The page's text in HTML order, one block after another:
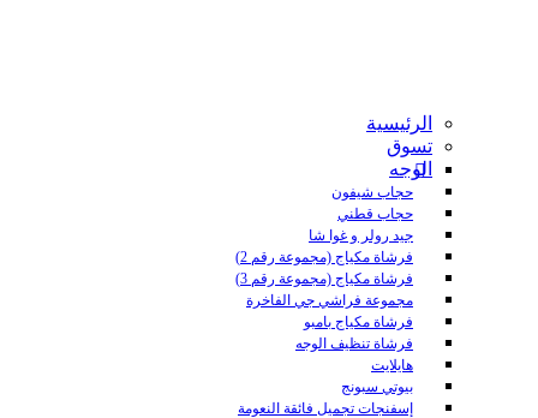
الرئيسية
تسوق
الوجه
حجاب شيفون
حجاب قطني
جيد رولر و غوا شا
فرشاة مكياج (مجموعة رقم 2)
فرشاة مكياج (مجموعة رقم 3)
مجموعة فراشي جي الفاخرة
فرشاة مكياج بامبو
فرشاة تنظيف الوجه
هايلايت
بيوتي سبونج
إسفنجات تجميل فائقة النعومة